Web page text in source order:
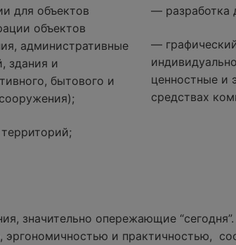
для объектов
объектов
административные
здания и
бытового и
— разработка
—
ценностные и
средствах
значительно опережающие
эргономичностью и практичностью,